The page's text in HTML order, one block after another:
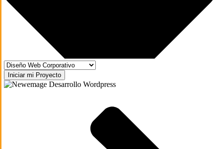
Iniciar mi Proyecto